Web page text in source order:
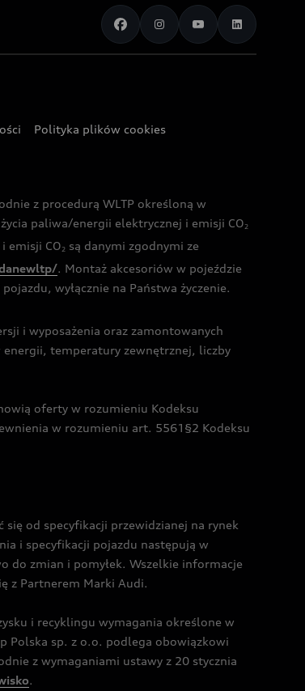
Polityka plików cookies
z procedurą WLTP określoną w
paliwa/energii elektrycznej i emisji CO2
emisji CO2 są danymi zgodnymi ze
. Montaż akcesoriów w pojeździe
wyłącznie na Państwa życzenie.
i wyposażenia oraz zamontowanych
energii, temperatury zewnętrznej, liczby
oferty w rozumieniu Kodeksu
w rozumieniu art. 5561§2 Kodeksu
od specyfikacji przewidzianej na rynek
i specyfikacji pojazdu następują w
do zmian i pomyłek. Wszelkie informacje
z Partnerem Marki Audi.
i recyklingu wymagania określone w
Polska sp. z o.o. podlega obowiązkowi
z wymaganiami ustawy z 20 stycznia
.